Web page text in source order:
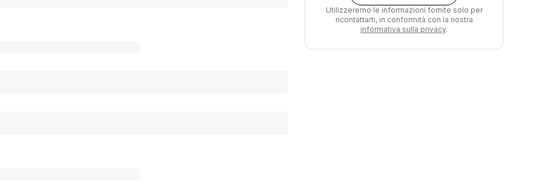
Utilizzeremo le informazioni fornite solo per
ricontattarti, in conformità con la nostra
informativa sulla privacy.